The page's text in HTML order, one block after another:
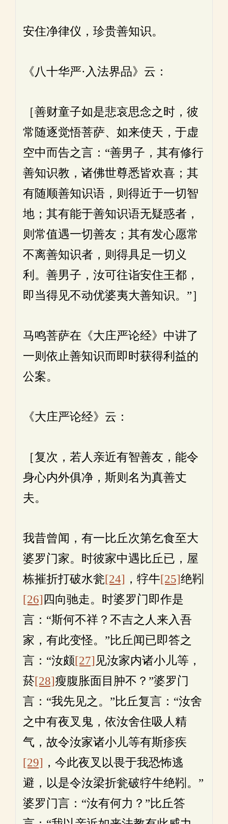
安住净律仪，珍贵善知识。
《八十华严·入法界品》云：
［善财童子如是悲哀思念之时，彼
常随逐觉悟菩萨、如来使天，于虚
空中而告之言：“善男子，其有修行
善知识教，诸佛世尊悉皆欢喜；其
有随顺善知识语，则得近于一切智
地；其有能于善知识语无疑惑者，
则常值遇一切善友；其有发心愿常
不离善知识者，则得具足一切义
利。善男子，汝可往诣安住王都，
即当得见不动优婆夷大善知识。”］
马鸣菩萨在《大庄严论经》中讲了
一则依止善知识而即时获得利益的
公案。
《大庄严论经》云：
［复次，若人亲近有智善友，能令
身心内外俱净，斯则名为真善丈
夫。
我昔曾闻，有一比丘次第乞食至大
婆罗门家。时彼家中遇比丘已，屋
栋摧折打破水瓮[24] ，牸牛[25]绝靷
[26] 四向驰走。时婆罗门即作是
言：“斯何不祥？不吉之人来入吾
家，有此变怪。”比丘闻已即答之
言：“汝颇[27] 见汝家内诸小儿等，
菸[28]瘦腹胀面目肿不？”婆罗门
言：“我先见之。”比丘复言：“汝舍
之中有夜叉鬼，依汝舍住吸人精
气，故令汝家诸小儿等有斯疹疾
[29] ，今此夜叉以畏于我恐怖逃
避，以是令汝梁折瓮破牸牛绝靷。”
婆罗门言：“汝有何力？”比丘答